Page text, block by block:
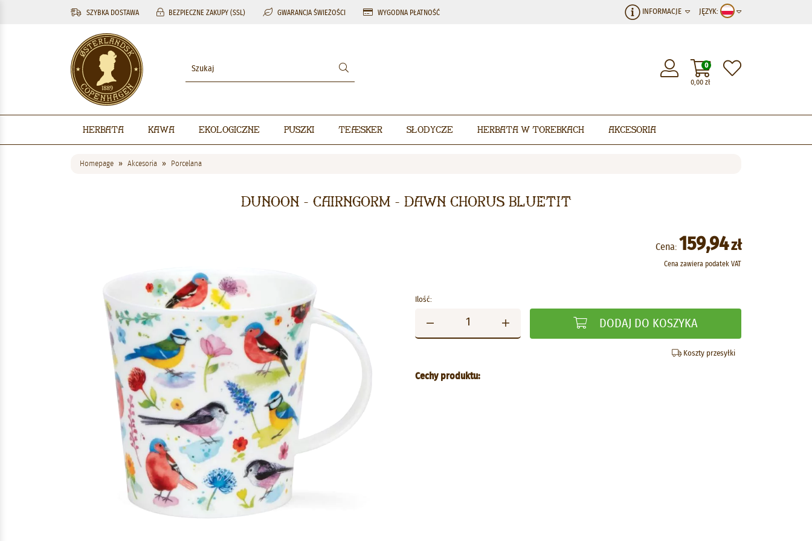
SZYBKA DOSTAWA BEZPIECZNE ZAKUPY (SSL) GWARANCJA ŚWIEŻOŚCI WYGODNA PŁATNOŚĆ JĘZYK:
INFORMACJE
0,00 zł
0
Herbata Kawa Ekologiczne Puszki Teæsker Słodycze Herbata w torebkach Akcesoria
Homepage Akcesoria Porcelana
Dunoon - Cairngorm - Dawn Chorus Bluetit
Cena: 159,94zł
Cena zawiera podatek VAT
Ilość:
DODAJ DO KOSZYKA
Koszty przesyłki
Cechy produktu: